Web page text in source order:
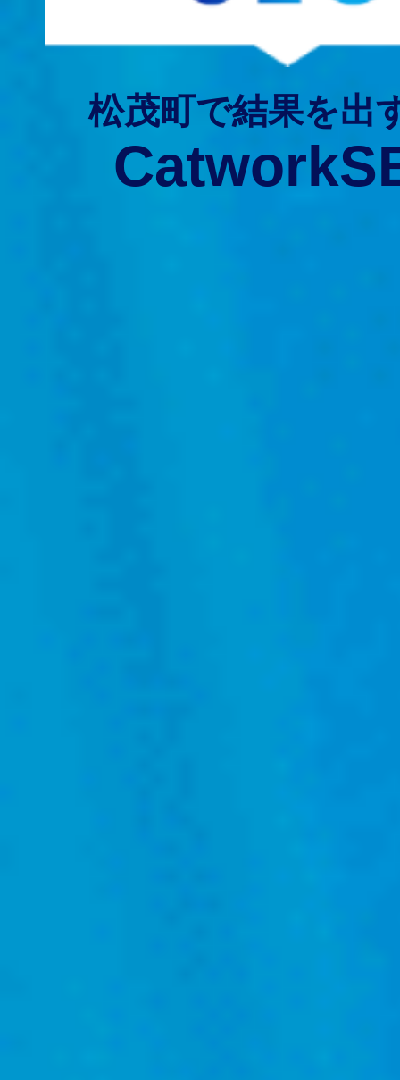
松茂町で結果を出